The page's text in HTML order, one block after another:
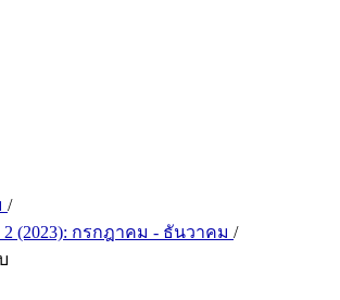
/
(2023): กรกฎาคม - ธันวาคม /